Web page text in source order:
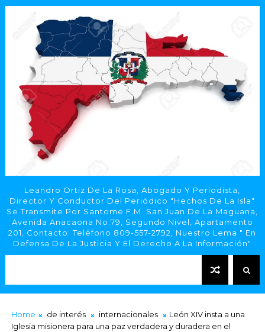
Leandro Ortiz De La Rosa, Abogado Y Periodista,
Director Y Conductor Del Periódico "Hechos De La Isla"
Se Transmite Por Santome F.M. San Juan De La Maguana,
Avenida Anacaona No.79, Segundo Nivel, Apartamento
201, Contacto: Teléfono 809-557-2792, Nuestro Lema " En
Defensa De La Justicia Y El Derecho A La Información"
Home de interés internacionales
León XIV insta a una
Iglesia misionera para una paz verdadera y duradera en el